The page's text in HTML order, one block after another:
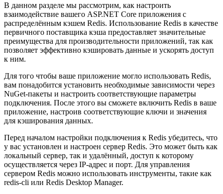
В данном разделе мы рассмотрим, как настроить
взаимодействие вашего ASP.NET Core приложения с
распределённым кэшем Redis. Использование Redis в качестве
первичного поставщика кэша предоставляет значительные
преимущества для производительности приложений, так как
позволяет эффективно кэшировать данные и ускорять доступ
к ним.
Для того чтобы ваше приложение могло использовать Redis,
вам понадобится установить необходимые зависимости через
NuGet-пакеты и настроить соответствующие параметры
подключения. После этого вы сможете включить Redis в ваше
приложение, настроив соответствующие ключи и значения
для кэширования данных.
Перед началом настройки подключения к Redis убедитесь, что
у вас установлен и настроен сервер Redis. Это может быть как
локальный сервер, так и удалённый, доступ к которому
осуществляется через IP-адрес и порт. Для управления
сервером Redis можно использовать инструменты, такие как
redis-cli или Redis Desktop Manager.